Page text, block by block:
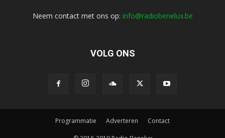
Neem contact met ons op: info@radiobenelux.be
VOLG ONS
Programmatie Adverteren Contact